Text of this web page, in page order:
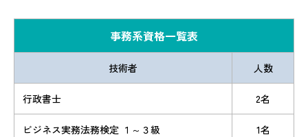
事務系資格一覧表
技術者 人数
行政書士 2名
ビジネス実務法務検定 １～３級 1名